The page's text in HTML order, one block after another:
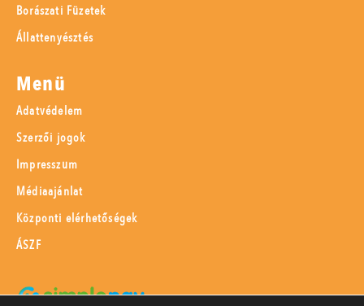
Borászati Füzetek
Állattenyésztés
Menü
Adatvédelem
Szerzői jogok
Impresszum
Médiaajánlat
Központi elérhetőségek
ÁSZF